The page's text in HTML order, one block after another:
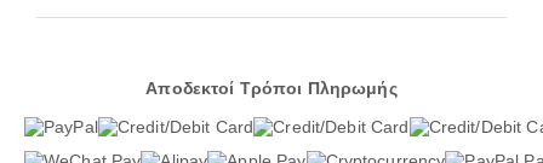
Αποδεκτοί Τρόποι Πληρωμής